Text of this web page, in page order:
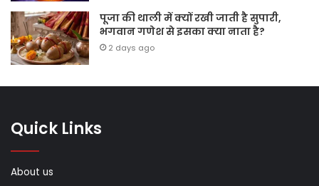
पूजा की थाली में क्यों रखी जाती है सुपारी,
भगवान गणेश से इसका क्या नाता है?
2 days ago
Quick Links
About us